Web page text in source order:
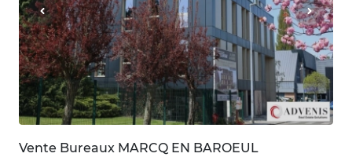
Vente Bureaux MARCQ EN BAROEUL